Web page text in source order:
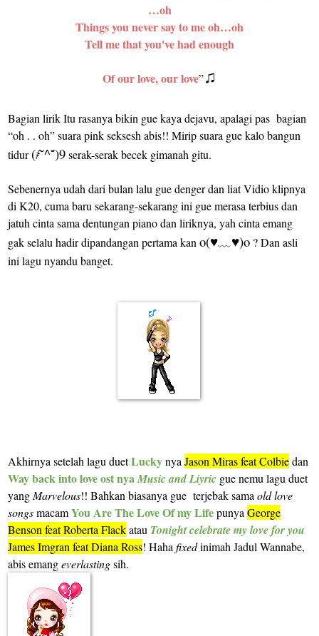
…oh
Things you never say to me oh…oh
Tell me that you've had enough
Of our love, our love”♫
Bagian lirik Itu rasanya bikin gue kaya dejavu, apalagi pas bagian
“oh . . oh” suara pink seksesh abis!! Mirip suara gue kalo bangun
tidur(҂˘̀^˘́)9serak-serak becek gimanah gitu.
Sebenernya udah dari bulan lalu gue denger dan liat Vidio klipnya
di K20, cuma baru sekarang-sekarang ini gue merasa terbius dan
jatuh cinta sama dentungan piano dan liriknya, yah cinta emang
gak selalu hadir dipandangan pertama kan o(♥﹏♥)o ? Dan asli
ini lagu nyandu banget.
Akhirnya setelah lagu duetLuckynya Jason Miras feat Colbiedan
Way back into love ost nyaMusic and Liyric gue nemu lagu duet
yang Marvelous!! Bahkan biasanya gue terjebak sama old love
songsmacamYou Are The Love Of my Lifepunya George
Benson feat Roberta Flackatau Tonight celebrate my love for you
James Imgran feat Diana Ross! Haha fixedinimah Jadul Wannabe,
abis emangeverlastingsih.